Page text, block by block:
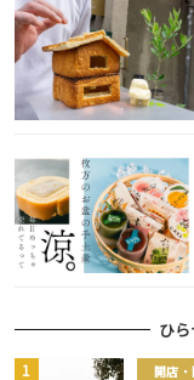
ひ
開店・